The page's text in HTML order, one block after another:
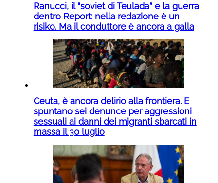
Ranucci, il “soviet di Teulada” e la guerra
dentro Report: nella redazione è un
risiko. Ma il conduttore è ancora a galla
Ceuta, è ancora delirio alla frontiera. E
spuntano sei denunce per aggressioni
sessuali ai danni dei migranti sbarcati in
massa il 30 luglio